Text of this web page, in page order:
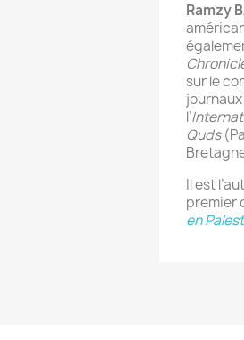
Ramzy
sur le
l’
Quds
Il est
premier
en